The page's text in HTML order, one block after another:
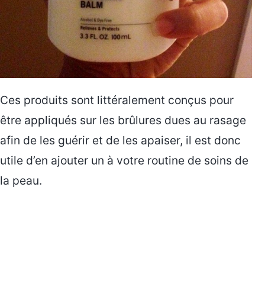
Ces produits sont littéralement conçus pour
être appliqués sur les brûlures dues au rasage
afin de les guérir et de les apaiser, il est donc
utile d’en ajouter un à votre routine de soins de
la peau.